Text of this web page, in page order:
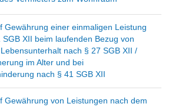
Gewährung einer einmaligen Leistung
SGB XII beim laufenden Bezug von
nach § 27 SGB XII /
im Alter und bei
nach § 41 SGB XII
Gewährung von Leistungen nach dem